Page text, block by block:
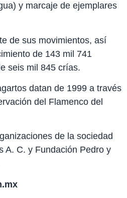
y marcaje de ejemplares
de sus movimientos, así
de 143 mil 741
seis mil 845 crías.
datan de 1999 a través
del Flamenco del
de la sociedad
A. C. y Fundación Pedro y